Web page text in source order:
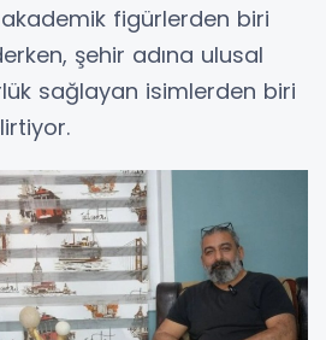
figürlerden biri
şehir adına ulusal
sağlayan isimlerden biri